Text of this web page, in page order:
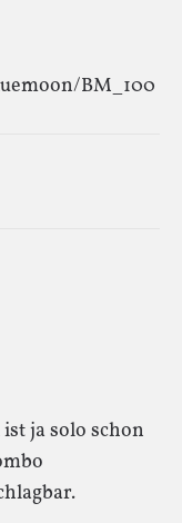
BM_100
ja solo schon